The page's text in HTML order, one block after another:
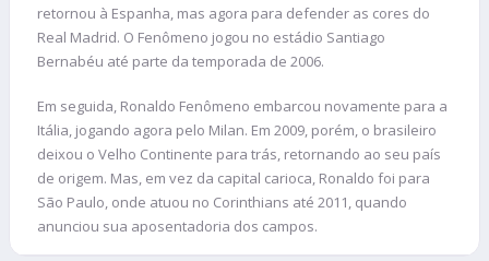
retornou à Espanha, mas agora para defender as cores do
Real Madrid. O Fenômeno jogou no estádio Santiago
Bernabéu até parte da temporada de 2006.
Em seguida, Ronaldo Fenômeno embarcou novamente para a
Itália, jogando agora pelo Milan. Em 2009, porém, o brasileiro
deixou o Velho Continente para trás, retornando ao seu país
de origem. Mas, em vez da capital carioca, Ronaldo foi para
São Paulo, onde atuou no Corinthians até 2011, quando
anunciou sua aposentadoria dos campos.